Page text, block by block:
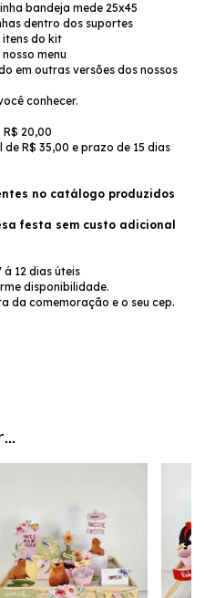
bandeja mede 25x45
dentro dos suportes
itens do kit
menu
em outras versões dos nossos
conhecer.
20,00
R$ 35,00 e prazo de 15 dias
no catálogo produzidos
festa sem custo adicional
12 dias úteis
disponibilidade.
da comemoração e o seu cep.